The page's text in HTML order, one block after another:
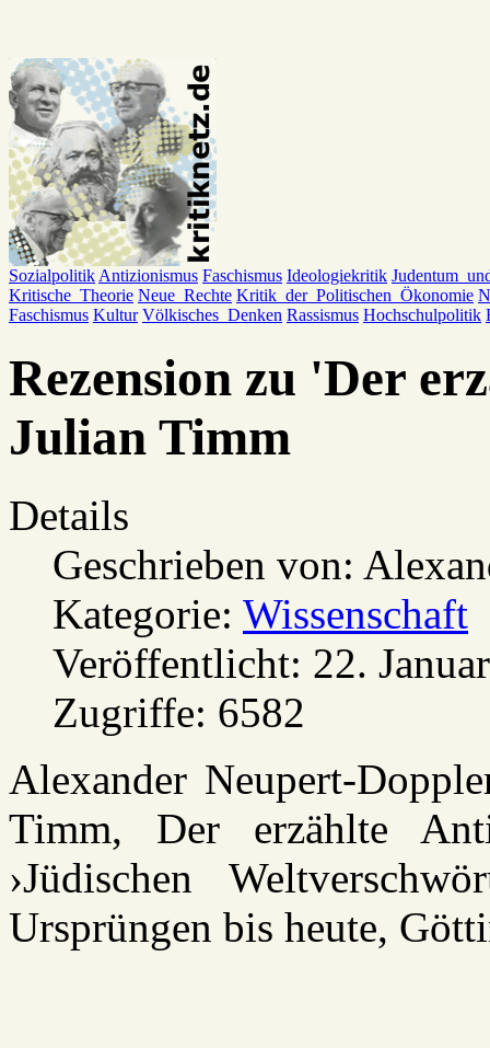
Sozialpolitik Antizionismus Faschismus Ideologiekritik
Kritische_Theorie Neue_Rechte Kritik_der_Politischen_Ökonomie
Faschismus Kultur Völkisches_Denken Rassismus Hochschulpolitik
Rezension zu 'Der
Julian Timm
Details
Geschrieben von:
Kategorie: Wissenschaft
Veröffentlicht: 22.
Zugriffe: 6582
Alexander Neupert-
Timm, Der erzählte
›Jüdischen
Ursprüngen bis heute,